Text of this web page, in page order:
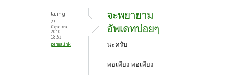
JaJing
23
มิถุนายน,
2010 -
18:52
permalink
จะพยายาม
อัพเดทบ่อยๆ
นะครับ
พอเพียง พอเพียง